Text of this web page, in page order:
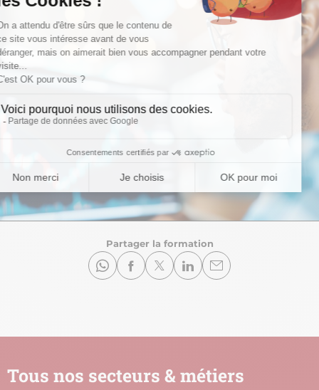
Partager la formation
Tous nos secteurs & métiers